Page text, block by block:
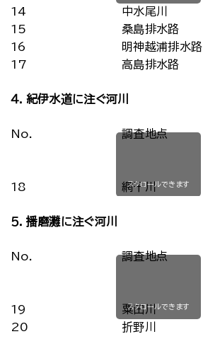
14
中水尾川
15
桑島排水路
16
明神越浦排水路
17
高島排水路
４．紀伊水道に注ぐ河川
No. 調査地点
18 網干川
スクロールできます
５．播磨灘に注ぐ河川
No. 調査地点
19 粟田川
20
折野川
スクロールできます